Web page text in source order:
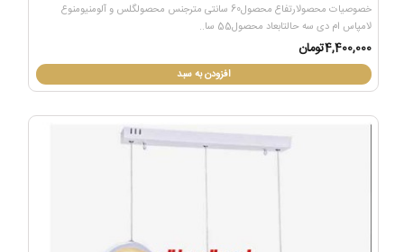
خصوصیات محصولارتفاع محصول60 سانتی مترجنس محصولگلس و آلومنیومنوع
لامپاس ام دی سه حالتابعاد محصول55 سا..
4,400,000تومان
افزودن به سبد